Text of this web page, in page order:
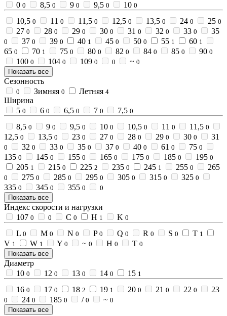
0 0 8,5 0 9 0 9,5 0 10 0
10,5 0 11 0 11,5 0 12,5 0 13,5 0 24 0 25 0
27 0 28 0 29 0 30 0 31 0 32 0 33 0 35
0 37 0 39 0 40 1 45 0 50 0 55 1 60 1
65 0 70 1 75 0 80 0 82 0 84 0 85 0 90 0
100 0 104 0 109 0 0 ~ 0
Показать все
Сезонность
0 Зимняя 0 Летняя 4
Ширина
5 0 6 0 6,5 0 7 0 7,5 0
8,5 0 9 0 9,5 0 10 0 10,5 0 11 0 11,5 0
12,5 0 13,5 0 23 0 27 0 28 0 29 0 30 0 31
0 32 0 33 0 35 0 37 0 40 0 61 0 75 0
135 0 145 0 155 0 165 0 175 0 185 0 195 0
205 1 215 0 225 2 235 0 245 1 255 0 265
0 275 0 285 0 295 0 305 0 315 0 325 0
335 0 345 0 355 0
0
Показать все
Индекс скорости и нагрузки
107 0 0 C 0 H 1 K 0
L 0 M 0 N 0 P 0 Q 0 R 0 S 0 T 1
V 1 W 1 Y 0 ~ 0 Н 0 Т 0
Показать все
Диаметр
10 0 12 0 13 0 14 0 15 1
16 0 17 0 18 2 19 1 20 0 21 0 22 0 23
0 24 0 185 0 / 0 ~ 0
Показать все